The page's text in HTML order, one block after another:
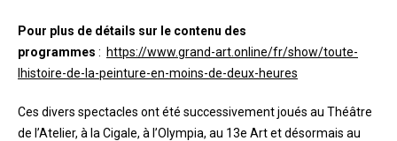
Pour plus de détails sur le contenu des
programmes : https://www.grand-art.online/fr/show/toute-
lhistoire-de-la-peinture-en-moins-de-deux-heures
Ces divers spectacles ont été successivement joués au Théâtre
de l’Atelier, à la Cigale, à l’Olympia, au 13e Art et désormais au